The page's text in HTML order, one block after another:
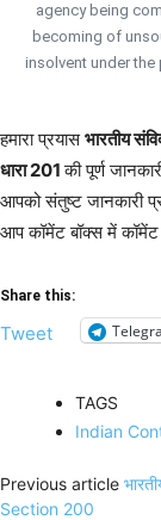
agency being
becoming of
insolvent under
हमारा प्रयासभारतीय
धारा 201की पूर्ण
आपको संतुष्ट जानकारी
आप कॉमेंट बॉक्स में
Share this:
Tweet
TAGS
Indian
Previous article
Section 200